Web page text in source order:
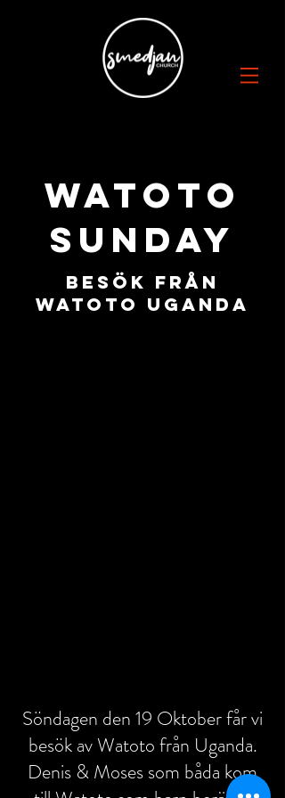
Watoto
SUNDAY
Besök från
watoto uganda
Söndagen den 19 Oktober får vi
besök av Watoto från Uganda.
Denis & Moses som båda kom